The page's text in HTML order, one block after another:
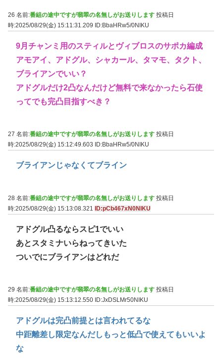
26 名前:番組の途中ですが翡翠の名無しがお送りします 投稿日
時:2025/08/29(金) 15:11:31.209 ID:BbaHRw5/0NIKU
9月チャンミ用のスティルとヴィブロスのサポカ編成
アモアイ、アドグル、シャカール、タマモ、タクト、
ブライアンでいい？
アドグルだけ2凸なんだけど無料で来なかったら石使
ってでも完凸目指すべき？
27 名前:番組の途中ですが翡翠の名無しがお送りします 投稿日
時:2025/08/29(金) 15:12:49.603
ID:BbaHRw5/0NIKU
ブライアンじゃなくてブライン
28 名前:番組の途中ですが翡翠の名無しがお送りします 投稿日
時:2025/08/29(金) 15:13:08.321 ID:pCb467xN0NIKU
アドグル凸るならスピ1でいい
あとスタミナいらねってきいた
ついでにブライアンはどれだ
29 名前:番組の途中ですが翡翠の名無しがお送りします 投稿日
時:2025/08/29(金) 15:13:12.550 ID:JxDSLMr50NIKU
アドグルは完凸前提とは言われてるな
中距離差し限定なんだしもっと低凸で使えてもいいよ
な